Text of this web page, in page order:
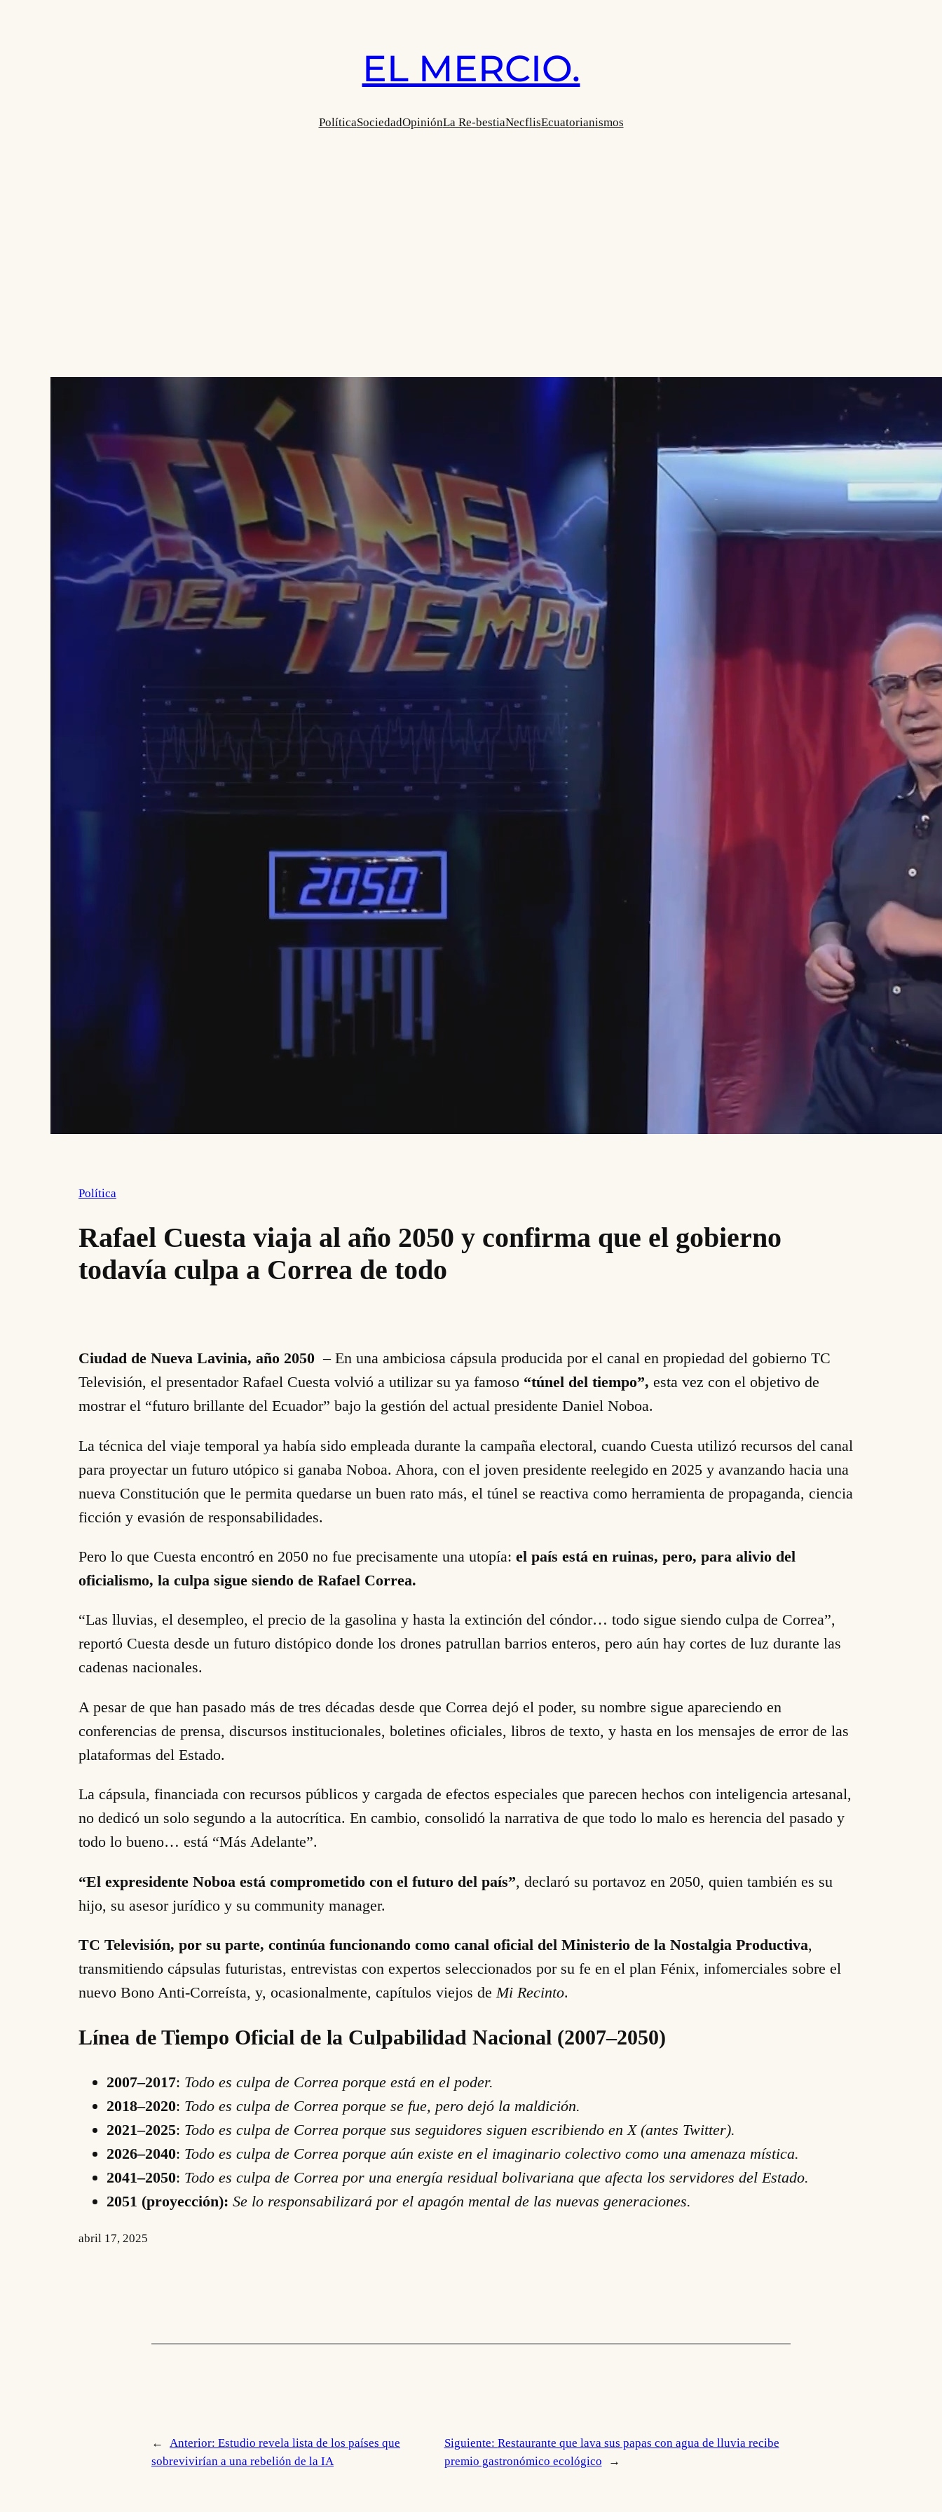
EL MERCIO.
PolíticaSociedadOpiniónLa Re-bestiaNecflisEcuatorianismos
Política
Rafael Cuesta viaja al año 2050 y confirma que el gobierno
todavía culpa a Correa de todo
Ciudad de Nueva Lavinia, año 2050 – En una ambiciosa cápsula producida por el canal en propiedad del gobierno TC
Televisión, el presentador Rafael Cuesta volvió a utilizar su ya famoso “túnel del tiempo”, esta vez con el objetivo de
mostrar el “futuro brillante del Ecuador” bajo la gestión del actual presidente Daniel Noboa.
La técnica del viaje temporal ya había sido empleada durante la campaña electoral, cuando Cuesta utilizó recursos del canal
para proyectar un futuro utópico si ganaba Noboa. Ahora, con el joven presidente reelegido en 2025 y avanzando hacia una
nueva Constitución que le permita quedarse un buen rato más, el túnel se reactiva como herramienta de propaganda, ciencia
ficción y evasión de responsabilidades.
Pero lo que Cuesta encontró en 2050 no fue precisamente una utopía: el país está en ruinas, pero, para alivio del
oficialismo, la culpa sigue siendo de Rafael Correa.
“Las lluvias, el desempleo, el precio de la gasolina y hasta la extinción del cóndor… todo sigue siendo culpa de Correa”,
reportó Cuesta desde un futuro distópico donde los drones patrullan barrios enteros, pero aún hay cortes de luz durante las
cadenas nacionales.
A pesar de que han pasado más de tres décadas desde que Correa dejó el poder, su nombre sigue apareciendo en
conferencias de prensa, discursos institucionales, boletines oficiales, libros de texto, y hasta en los mensajes de error de las
plataformas del Estado.
La cápsula, financiada con recursos públicos y cargada de efectos especiales que parecen hechos con inteligencia artesanal,
no dedicó un solo segundo a la autocrítica. En cambio, consolidó la narrativa de que todo lo malo es herencia del pasado y
todo lo bueno… está “Más Adelante”.
“El expresidente Noboa está comprometido con el futuro del país”, declaró su portavoz en 2050, quien también es su
hijo, su asesor jurídico y su community manager.
TC Televisión, por su parte, continúa funcionando como canal oficial del Ministerio de la Nostalgia Productiva,
transmitiendo cápsulas futuristas, entrevistas con expertos seleccionados por su fe en el plan Fénix, infomerciales sobre el
nuevo Bono Anti-Correísta, y, ocasionalmente, capítulos viejos deMi Recinto.
Línea de Tiempo Oficial de la Culpabilidad Nacional (2007–2050)
2007–2017: Todo es culpa de Correa porque está en el poder.
2018–2020: Todo es culpa de Correa porque se fue, pero dejó la maldición.
2021–2025: Todo es culpa de Correa porque sus seguidores siguen escribiendo en X (antes Twitter).
2026–2040: Todo es culpa de Correa porque aún existe en el imaginario colectivo como una amenaza mística.
2041–2050: Todo es culpa de Correa por una energía residual bolivariana que afecta los servidores del Estado.
2051 (proyección): Se lo responsabilizará por el apagón mental de las nuevas generaciones.
abril 17, 2025
← Anterior: Estudio revela lista de los países que
sobrevivirían a una rebelión de la IA
Siguiente: Restaurante que lava sus papas con agua de lluvia recibe
premio gastronómico ecológico
→